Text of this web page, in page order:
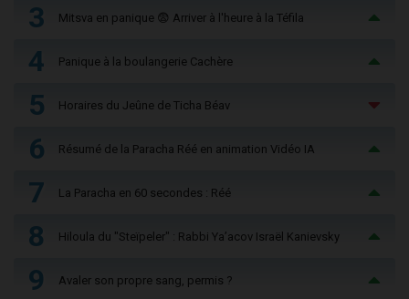
3 Mitsva en panique 😨 Arriver à l'heure à la Téfila
4 Panique à la boulangerie Cachère
5 Horaires du Jeûne de Ticha Béav
6 Résumé de la Paracha Réé en animation Vidéo IA
7 La Paracha en 60 secondes : Réé
8 Hiloula du "Steïpeler" : Rabbi Ya’acov Israël Kanievsky
9 Avaler son propre sang, permis ?